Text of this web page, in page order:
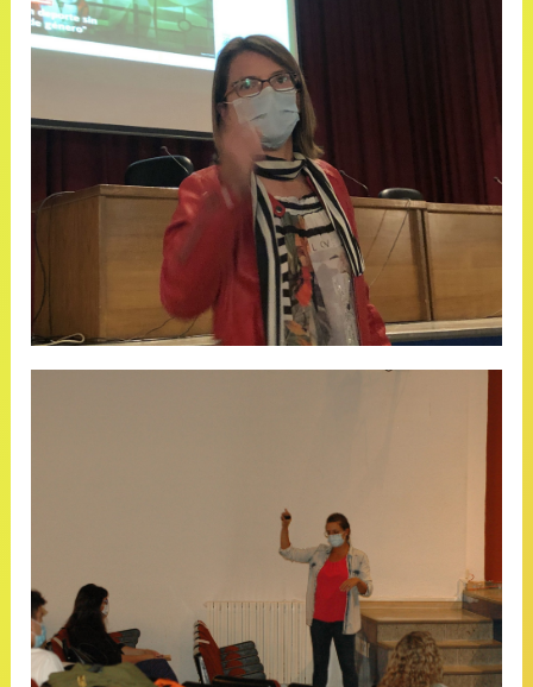
Dra. Nuria Garatachea Vallejo : “Las
políticas públicas en igualdad de
género en el deporte, y las líneas
estratégicas en el Consejo Superior
de Deportes”
Miryan Aguilar Martín: “La mujer en
el deporte de competición”